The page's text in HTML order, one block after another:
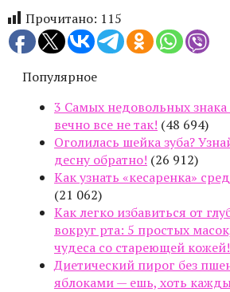
Прочитано: 115
Популярное
3 Самых недовольных
вечно все не так! (48 694)
Оголилась шейка зуба?
десну обратно! (26 912)
Как узнать «кесаренка»
(21 062)
Как легко избавиться от
вокруг рта: 5 простых
чудеса со стареющей кожей!
Диетический пирог без
яблоками — ешь, хоть